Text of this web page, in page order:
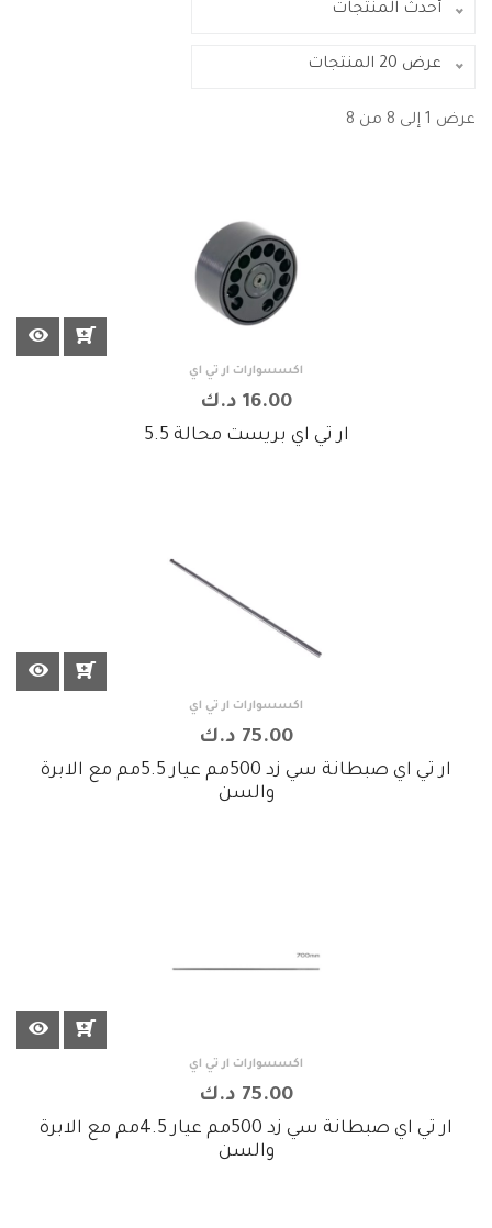
أحدث المنتجات
عرض 20 المنتجات
عرض 1 إلى 8 من 8
اكسسوارات ار تي اي
16.00 د.ك
ار تي اي بريست محالة 5.5
اكسسوارات ار تي اي
75.00 د.ك
ار تي اي صبطانة سي زد 500مم عيار 5.5مم مع الابرة
والسن
اكسسوارات ار تي اي
75.00 د.ك
ار تي اي صبطانة سي زد 500مم عيار 4.5مم مع الابرة
والسن